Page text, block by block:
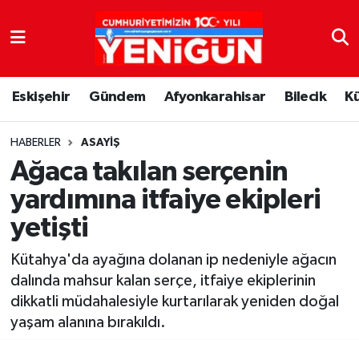
Eskişehir Gündem Afyonkarahisar Bilecik
HABERLER ASAYIŞ
Ağaca takılan serçenin
yardımına itfaiye ekipleri
yetişti
Kütahya'da ayağına dolanan ip nedeniyle ağacın
dalında mahsur kalan serçe, itfaiye ekiplerinin
dikkatli müdahalesiyle kurtarılarak yeniden doğal
yaşam alanına bırakıldı.
Nöbetçi Eczaneler
Hava Durumu
Trafik Durumu
Süper Lig Puan Durumu ve Fikstür
Tüm Manşetler
Son Dakika Haberleri
Haber Arşivi